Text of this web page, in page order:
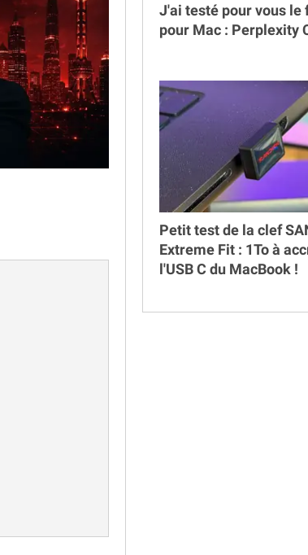
J'ai testé pour vous le
pour Mac : Perplexity
Petit test de la clef
Extreme Fit : 1To à
l'USB C du MacBook !